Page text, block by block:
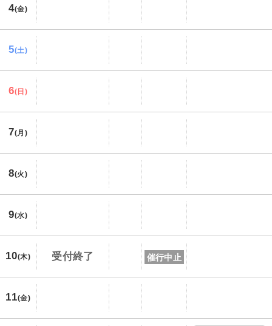
4(金)
5(土)
6(日)
7(月)
8(火)
9(水)
10(木) 受付終了 催行中止
11(金)